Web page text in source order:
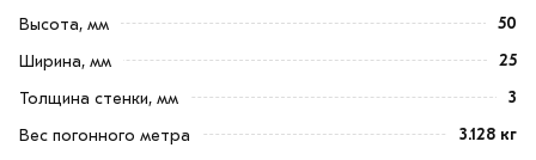
Высота, мм
50
Ширина, мм
25
Толщина стенки, мм
3
Вес погонного метра
3.128 кг